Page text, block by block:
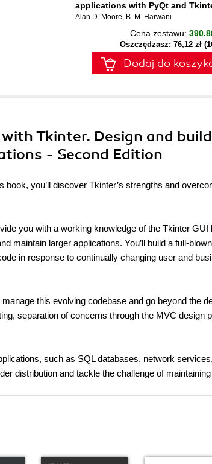
applications with PyQt and
Alan D. Moore, B. M. Harwani
Cena zestawu:
Oszczędzasz: 76,12 zł
Dodaj do
Tkinter. Design and build
- Second Edition
you’ll discover Tkinter’s strengths and
you with a working knowledge of the Tkinter GUI
maintain larger applications. You’ll build a full-
in response to continually changing user and
this evolving codebase and go beyond the
separation of concerns through the MVC design
such as SQL databases, network
distribution and tackle the challenge of